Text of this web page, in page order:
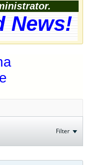
News!
Filter